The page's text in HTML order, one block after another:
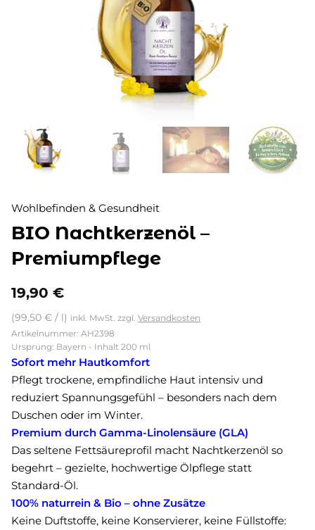
Wohlbefinden & Gesundheit
BIO Nachtkerzenöl –
Premiumpflege
19,90 €
(99,50 € / l) inkl. MwSt. zzgl. Versandkosten
Artikelnummer: AH2398
Ursprung: Bayern - Inhalt 200 ml
Sofort mehr Hautkomfort
Pflegt trockene, empfindliche Haut intensiv und
reduziert Spannungsgefühl – besonders nach dem
Duschen oder im Winter.
Premium durch Gamma-Linolensäure (GLA)
Das seltene Fettsäureprofil macht Nachtkerzenöl so
begehrt – gezielte, hochwertige Ölpflege statt
Standard-Öl.
100% naturrein & Bio – ohne Zusätze
Keine Duftstoffe, keine Konservierer, keine Füllstoffe: